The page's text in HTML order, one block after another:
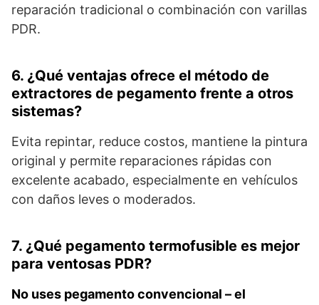
reparación tradicional o combinación con varillas
PDR.
6. ¿Qué ventajas ofrece el método de
extractores de pegamento frente a otros
sistemas?
Evita repintar, reduce costos, mantiene la pintura
original y permite reparaciones rápidas con
excelente acabado, especialmente en vehículos
con daños leves o moderados.
7. ¿Qué pegamento termofusible es mejor
para ventosas PDR?
No uses pegamento convencional – el